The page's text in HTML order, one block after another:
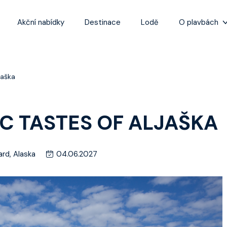
Akční nabídky Destinace Lodě O plavbách
Tipy na nejlepší
TASTES OF ALJAŠKA
Alaska 04.06.2027